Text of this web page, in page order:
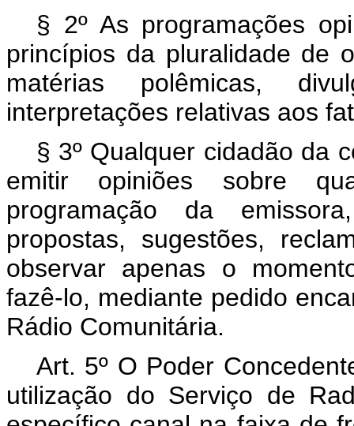
§ 2º As programações
princípios da pluralidade de
matérias polêmicas,
interpretações relativas aos
§ 3º Qualquer cidadão da
emitir opiniões sobre
programação da
propostas, sugestões,
observar apenas o
fazê-lo, mediante pedido
Rádio Comunitária.
Art. 5º O Poder
utilização do Serviço de